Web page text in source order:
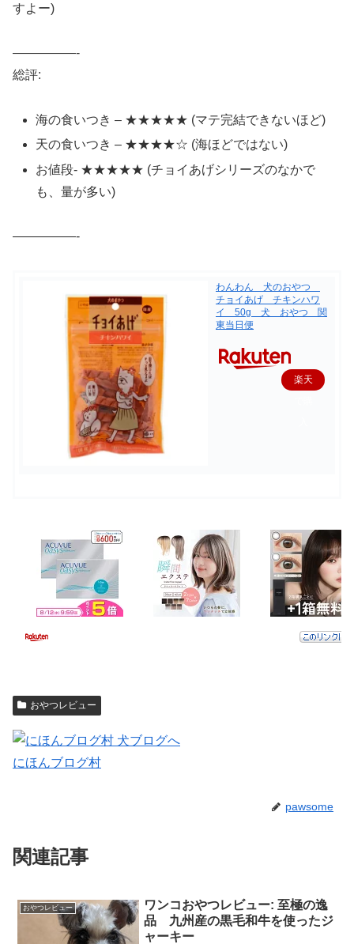
すよー)
—————-
総評:
海の食いつき – ★★★★★ (マテ完結できないほど)
天の食いつき – ★★★★☆ (海ほどではない)
お値段- ★★★★★ (チョイあげシリーズのなかで
も、量が多い)
—————-
わんわん 犬のおやつ
チョイあげ チキンハワ
イ 50g 犬 おやつ 関
東当日便
楽天
おやつレビュー
にほんブログ村
pawsome
関連記事
おやつレビュー
ワンコおやつレビュー: 至極の逸
品 九州産の黒毛和牛を使ったジ
ャーキー